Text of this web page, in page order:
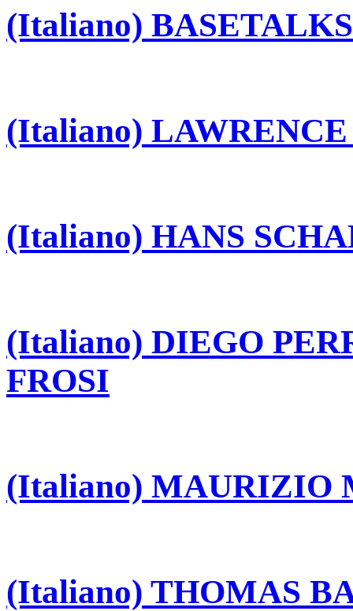
(Italiano)
(Italiano)
(Italiano) HANS
(Italiano) DIEGO
FROSI
(Italiano) MAURIZIO
(Italiano) THOMAS